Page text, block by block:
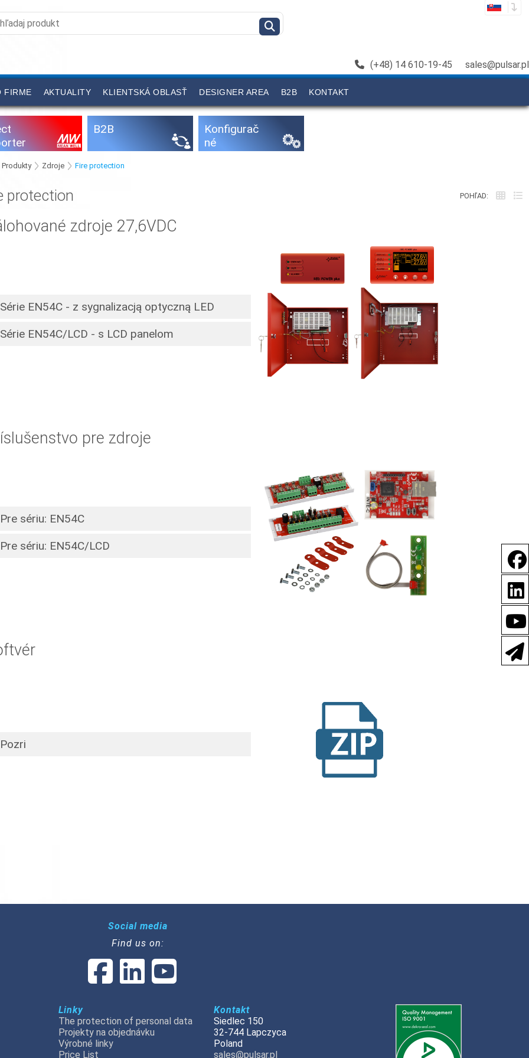
(+48) 14 610-19-45 sales@pulsar.pl
FIRME AKTUALITY KLIENTSKÁ OBLASŤ DESIGNER AREA B2B KONTAKT
B2B
Konfigurač
né
Produkty Zdroje Fire protection
protection POHľAD:
zdroje 27,6VDC
Série EN54C - z sygnalizacją optyczną LED
Série EN54C/LCD - s LCD panelom
pre zdroje
Pre sériu: EN54C
Pre sériu: EN54C/LCD
Pozri
Social media
Find us on:
Linky
The protection of personal data
Projekty na objednávku
Výrobné linky
Price List
Kontakt
Siedlec 150
32-744 Lapczyca
Poland
sales@pulsar.pl